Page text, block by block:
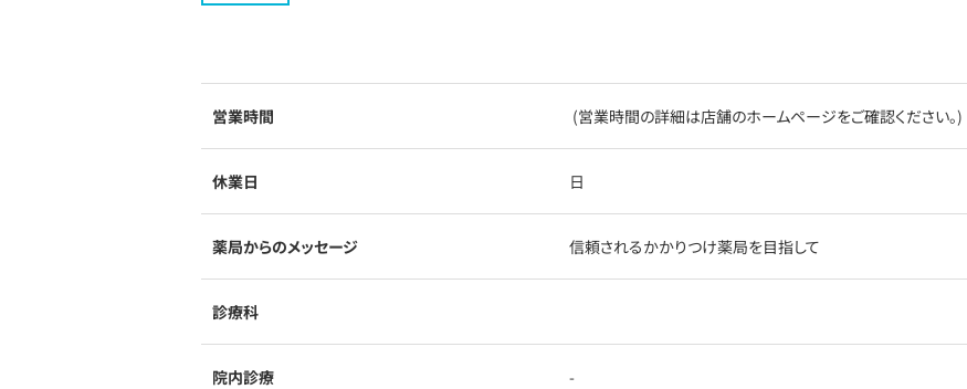
営業時間 (営業時間の詳細は店舗のホームページをご確認ください。)
休業日 日
薬局からのメッセージ 信頼されるかかりつけ薬局を目指して
診療科
院内診療 -